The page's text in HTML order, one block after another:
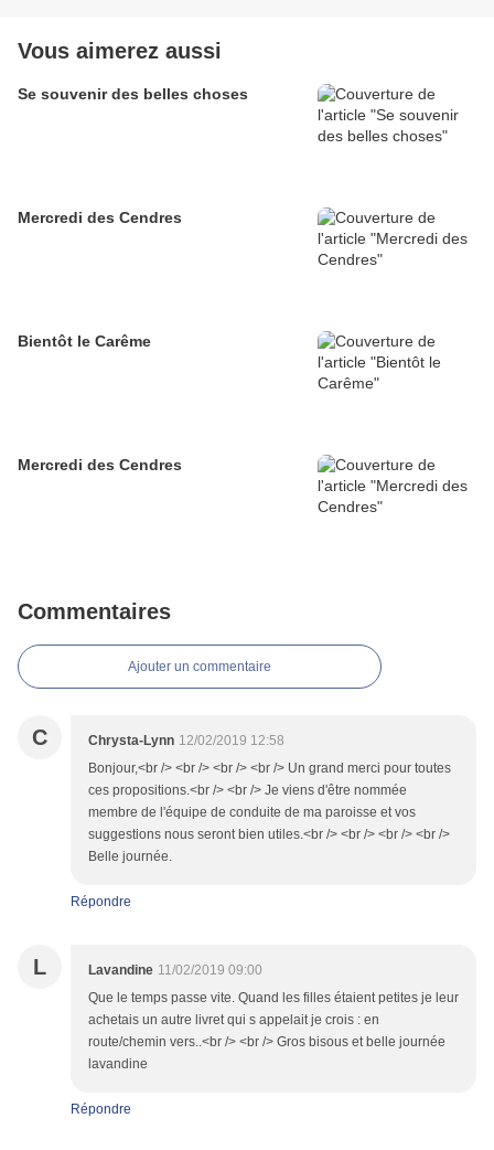
Vous aimerez aussi
Se souvenir des belles choses
Mercredi des Cendres
Bientôt le Carême
Mercredi des Cendres
Commentaires
Ajouter un commentaire
C Chrysta-Lynn 12/02/2019 12:58
Bonjour,<br /> <br /> <br /> <br /> Un grand merci pour toutes
ces propositions.<br /> <br /> Je viens d'être nommée
membre de l'équipe de conduite de ma paroisse et vos
suggestions nous seront bien utiles.<br /> <br /> <br /> <br />
Belle journée.
Répondre
L Lavandine 11/02/2019 09:00
Que le temps passe vite. Quand les filles étaient petites je leur
achetais un autre livret qui s appelait je crois : en
route/chemin vers..<br /> <br /> Gros bisous et belle journée
lavandine
Répondre